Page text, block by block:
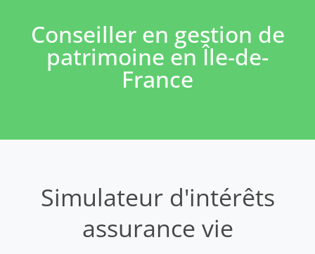
Conseiller en gestion de
patrimoine en Île-de-
France
Simulateur d'intérêts
assurance vie